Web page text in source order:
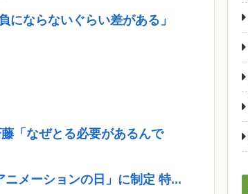
ならないぐらい差がある」
「なぜとる必要があるんで
メーションの日」に制定 特...